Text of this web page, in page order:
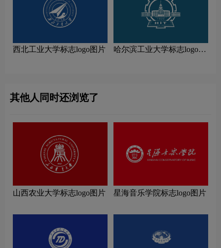
西北工业大学标志logo图片
哈尔滨工业大学标志logo图
其他人同时还浏览了
山西农业大学标志logo图片 星海音乐学院标志logo图片